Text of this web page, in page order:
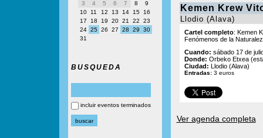
3
4 5 6 7 8
9
10
11 12 13 14 15
16
17
18 19 20 21 22
23
24 25 26 27 28 29
30
31
BUSQUEDA
incluir eventos terminados
Kemen Krew
Llodio (Alava)
Cartel completo: Kemen
Fenómenos de la
Cuando: sábado 17 de
Donde: Orbeko Etxea
Ciudad: Llodio (Alava)
Entradas: 3 euros
Ver agenda completa